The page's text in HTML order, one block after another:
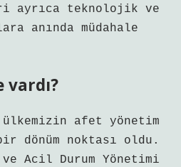
ayrıca teknolojik ve
anında müdahale
vardı?
ülkemizin afet yönetim
noktası oldu.
Acil Durum Yönetimi